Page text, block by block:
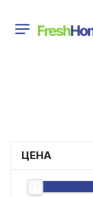
ЦЕНА